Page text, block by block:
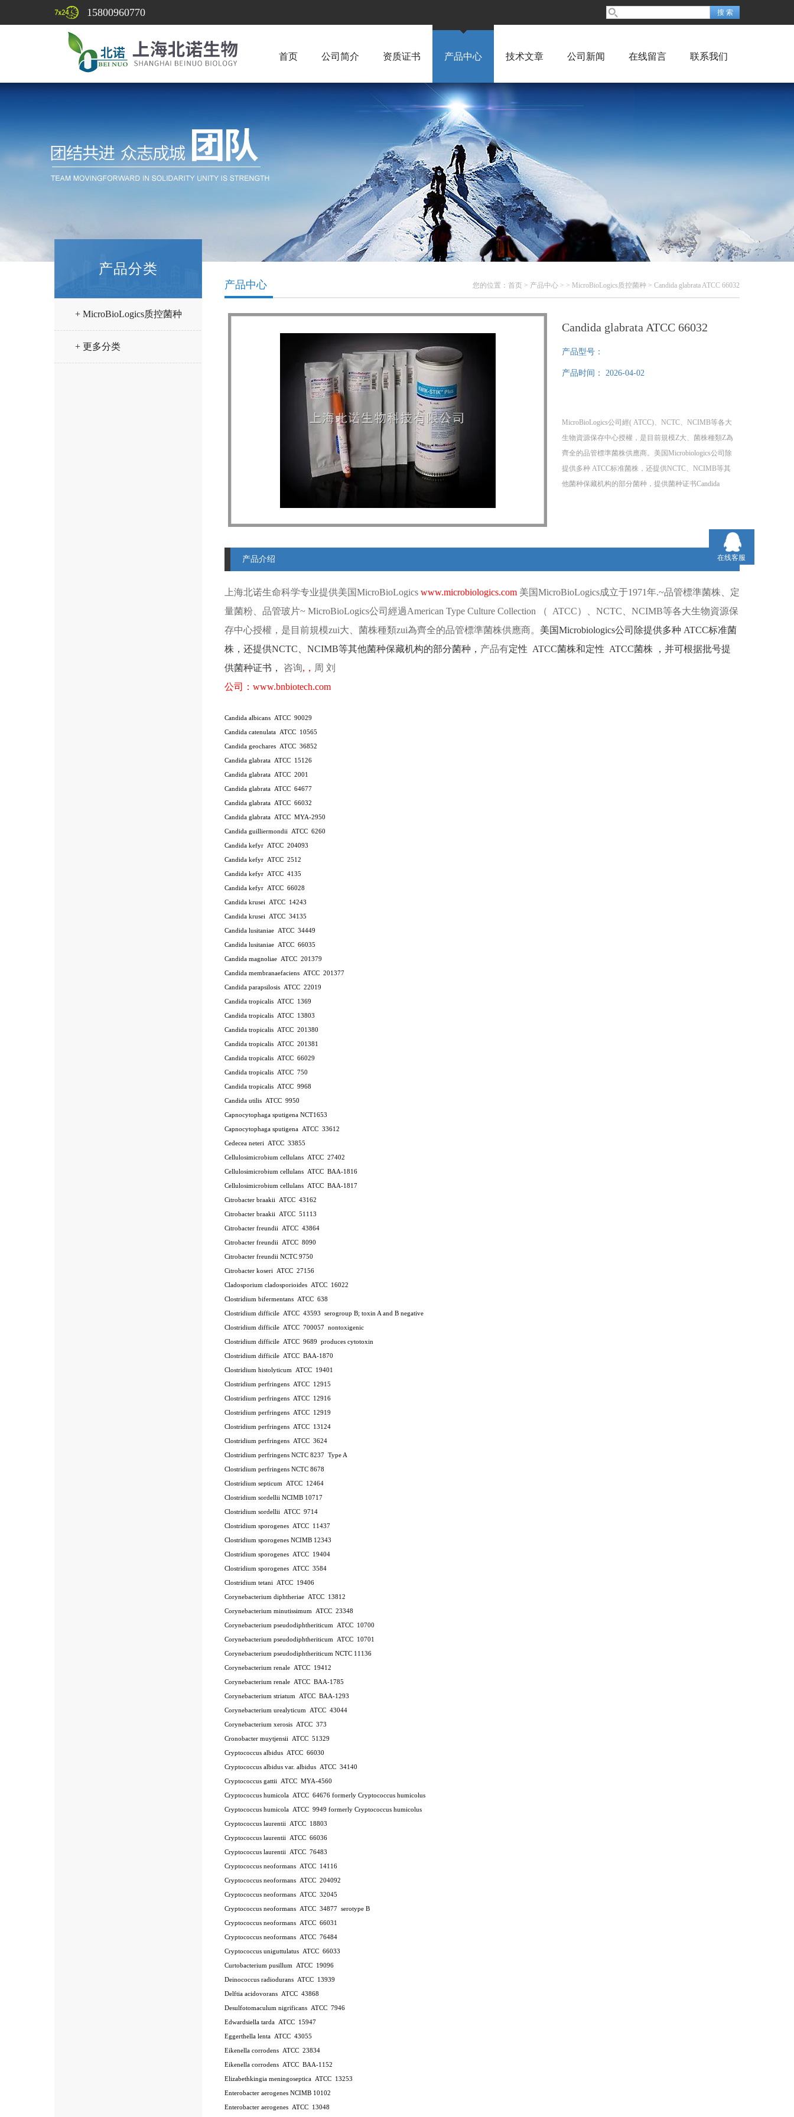
15800960770
首页 公司简介 资质证书 产品中心 技术文章 公司新闻 在线留言 联系我们
产品分类
+ MicroBioLogics质控菌种
+ 更多分类
您的位置： 首页 > 产品中心 > > MicroBioLogics质控菌种 > Candida glabrata ATCC 66032
产品中心
Candida glabrata ATCC 66032
产品型号：
产品时间： 2026-04-02
MicroBioLogics公司經( ATCC)、NCTC、NCIMB等各大
生物資源保存中心授權，是目前規模Z大、菌株種類Z為
齊全的品管標準菌株供應商。美国Microbiologics公司除
提供多种 ATCC标准菌株，还提供NCTC、NCIMB等其
他菌种保藏机构的部分菌种，提供菌种证书Candida
产品介绍
上海北诺生命科学专业提供美国MicroBioLogics www.microbiologics.com 美国MicroBioLogics成立于1971年.~品管標準菌株、定
量菌粉、品管玻片~ MicroBioLogics公司經過American Type Culture Collection （ ATCC） NCTC NCIMB等各大生物資源保
存中心授權，是目前規模zui大、菌株種類zui為齊全的品管標準菌株供應商。 美国Microbiologics公司除提供多种 ATCC标准菌
株 ，还提供NCTC NCIMB等其他菌种保藏机构的部分菌种， 产品有定性 ATCC菌株和定性 ATCC菌株
，并可根据批号提
供菌种证书，
咨询, ， 周 刘
公司： www.bnbiotech.com
Candida albicans ATCC 90029
Candida catenulata ATCC 10565
Candida geochares ATCC 36852
Candida glabrata ATCC 15126
Candida glabrata ATCC 2001
Candida glabrata ATCC 64677
Candida glabrata ATCC 66032
Candida glabrata ATCC MYA-2950
Candida guilliermondii ATCC 6260
Candida kefyr ATCC 204093
Candida kefyr ATCC 2512
Candida kefyr ATCC 4135
Candida kefyr ATCC 66028
Candida krusei ATCC 14243
Candida krusei ATCC 34135
Candida lusitaniae ATCC 34449
Candida lusitaniae ATCC 66035
Candida magnoliae ATCC 201379
Candida membranaefaciens ATCC 201377
Candida parapsilosis ATCC 22019
Candida tropicalis ATCC 1369
Candida tropicalis ATCC 13803
Candida tropicalis ATCC 201380
Candida tropicalis ATCC 201381
Candida tropicalis ATCC 66029
Candida tropicalis ATCC 750
Candida tropicalis ATCC 9968
Candida utilis ATCC 9950
Capnocytophaga sputigena NCT1653
Capnocytophaga sputigena ATCC 33612
Cedecea neteri ATCC 33855
Cellulosimicrobium cellulans ATCC 27402
Cellulosimicrobium cellulans ATCC BAA-1816
Cellulosimicrobium cellulans ATCC BAA-1817
Citrobacter braakii ATCC 43162
Citrobacter braakii ATCC 51113
Citrobacter freundii ATCC 43864
Citrobacter freundii ATCC 8090
Citrobacter freundii NCTC 9750
Citrobacter koseri ATCC 27156
Cladosporium cladosporioides ATCC 16022
Clostridium bifermentans ATCC 638
Clostridium difficile ATCC 43593 serogroup B; toxin A and B negative
Clostridium difficile ATCC 700057 nontoxigenic
Clostridium difficile ATCC 9689 produces cytotoxin
Clostridium difficile ATCC BAA-1870
Clostridium histolyticum ATCC 19401
Clostridium perfringens ATCC 12915
Clostridium perfringens ATCC 12916
Clostridium perfringens ATCC 12919
Clostridium perfringens ATCC 13124
Clostridium perfringens ATCC 3624
Clostridium perfringens NCTC 8237 Type A
Clostridium perfringens NCTC 8678
Clostridium septicum ATCC 12464
Clostridium sordellii NCIMB 10717
Clostridium sordellii ATCC 9714
Clostridium sporogenes ATCC 11437
Clostridium sporogenes NCIMB 12343
Clostridium sporogenes ATCC 19404
Clostridium sporogenes ATCC 3584
Clostridium tetani ATCC 19406
Corynebacterium diphtheriae ATCC 13812
Corynebacterium minutissimum ATCC 23348
Corynebacterium pseudodiphtheriticum ATCC 10700
Corynebacterium pseudodiphtheriticum ATCC 10701
Corynebacterium pseudodiphtheriticum NCTC 11136
Corynebacterium renale ATCC 19412
Corynebacterium renale ATCC BAA-1785
Corynebacterium striatum ATCC BAA-1293
Corynebacterium urealyticum ATCC 43044
Corynebacterium xerosis ATCC 373
Cronobacter muytjensii ATCC 51329
Cryptococcus albidus ATCC 66030
Cryptococcus albidus var. albidus ATCC 34140
Cryptococcus gattii ATCC MYA-4560
Cryptococcus humicola ATCC 64676 formerly Cryptococcus humicolus
Cryptococcus humicola ATCC 9949 formerly Cryptococcus humicolus
Cryptococcus laurentii ATCC 18803
Cryptococcus laurentii ATCC 66036
Cryptococcus laurentii ATCC 76483
Cryptococcus neoformans ATCC 14116
Cryptococcus neoformans ATCC 204092
Cryptococcus neoformans ATCC 32045
Cryptococcus neoformans ATCC 34877 serotype B
Cryptococcus neoformans ATCC 66031
Cryptococcus neoformans ATCC 76484
Cryptococcus uniguttulatus ATCC 66033
Curtobacterium pusillum ATCC 19096
Deinococcus radiodurans ATCC 13939
Delftia acidovorans ATCC 43868
Desulfotomaculum nigrificans ATCC 7946
Edwardsiella tarda ATCC 15947
Eggerthella lenta ATCC 43055
Eikenella corrodens ATCC 23834
Eikenella corrodens ATCC BAA-1152
Elizabethkingia meningoseptica ATCC 13253
Enterobacter aerogenes NCIMB 10102
Enterobacter aerogenes ATCC 13048
在线客服